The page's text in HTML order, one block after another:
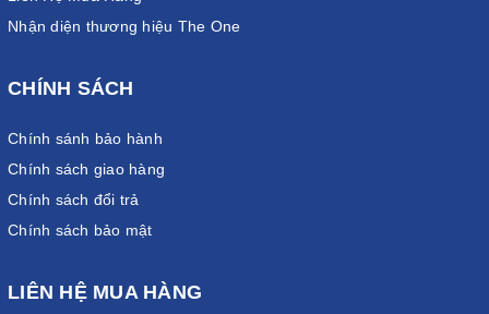
Nhận diện thương hiệu The One
CHÍNH SÁCH
Chính sánh bảo hành
Chính sách giao hàng
Chính sách đổi trả
Chính sách bảo mật
LIÊN HỆ MUA HÀNG